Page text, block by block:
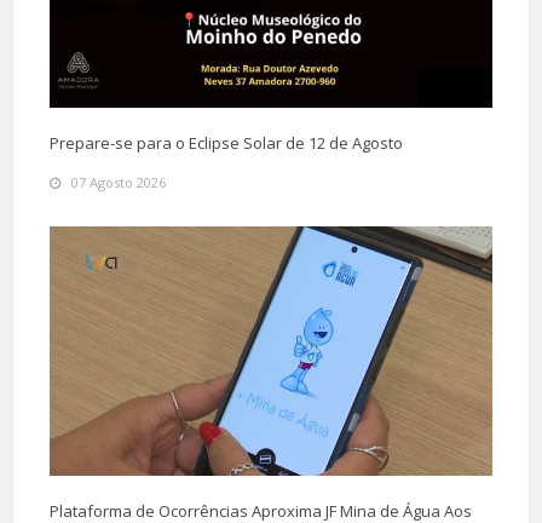
Prepare-se para o Eclipse Solar de 12 de Agosto
07 Agosto 2026
Plataforma de Ocorrências Aproxima JF Mina de Água Aos